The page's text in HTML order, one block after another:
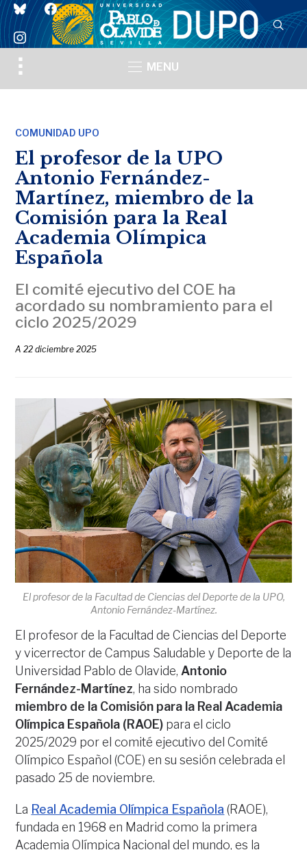
blueskyfacebook
instagram
Toggle
sidebar
MENU
COMUNIDAD UPO
El profesor de la UPO
Antonio Fernández-
Martínez, miembro de la
Comisión para la Real
Academia Olímpica
Española
El comité ejecutivo del COE ha
acordado su nombramiento para el
ciclo 2025/2029
A22 diciembre 2025
El profesor de la Facultad de Ciencias del Deporte de la UPO,
Antonio Fernández-Martínez.
El profesor de la Facultad de Ciencias del Deporte
y vicerrector de Campus Saludable y Deporte de la
Universidad Pablo de Olavide,Antonio
Fernández-Martínez, ha sido nombrado
miembro de la Comisión para la Real Academia
Olímpica Española (RAOE) para el ciclo
2025/2029 por el comité ejecutivo del Comité
Olímpico Español (COE) en su sesión celebrada el
pasado 25 de noviembre.
La Real Academia Olímpica Española (RAOE),
fundada en 1968 en Madrid como la primera
Academia Olímpica Nacional del mundo, es la